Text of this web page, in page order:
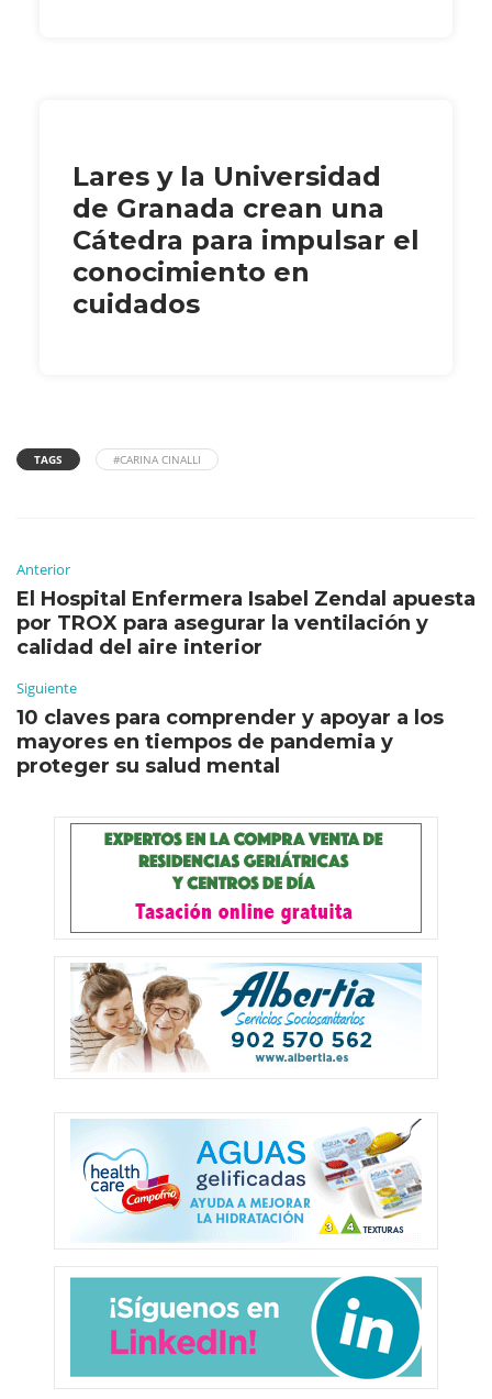
Lares y la Universidad
de Granada crean una
Cátedra para impulsar el
conocimiento en
cuidados
TAGS #CARINA CINALLI
Anterior
El Hospital Enfermera Isabel Zendal apuesta
por TROX para asegurar la ventilación y
calidad del aire interior
Siguiente
10 claves para comprender y apoyar a los
mayores en tiempos de pandemia y
proteger su salud mental